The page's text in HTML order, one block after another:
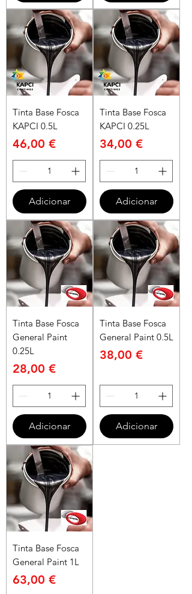
Tinta Base Fosca
KAPCI 0.5L
Preço
46,00 €
Adicionar
Tinta Base Fosca
KAPCI 0.25L
Preço
34,00 €
Adicionar
Tinta Base Fosca
General Paint
0.25L
Preço
28,00 €
Adicionar
Tinta Base Fosca
General Paint 0.5L
Preço
38,00 €
Adicionar
Tinta Base Fosca
General Paint 1L
Preço
63,00 €